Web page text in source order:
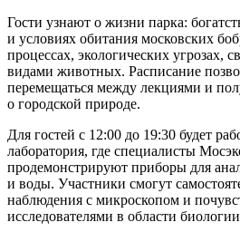
Гости узнают о жизни парка:
и условиях обитания московских
процессах, экологических угрозах,
видами животных. Расписание
перемещаться между лекциями и
о городской природе.
Для гостей с 12:00 до 19:30 будет
лаборатория, где специалисты
продемонстрируют приборы для
и воды. Участники смогут
наблюдения с микроскопом и
исследователями в области